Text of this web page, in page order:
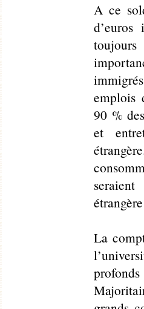
A ce
emplois
90 %
et
La